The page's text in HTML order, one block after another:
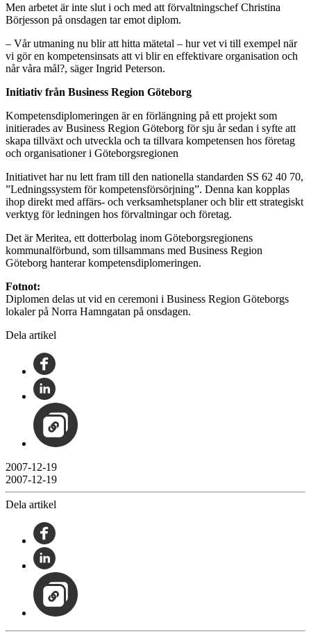
Men arbetet är inte slut i och med att förvaltningschef Christina
Börjesson på onsdagen tar emot diplom.
– Vår utmaning nu blir att hitta mätetal – hur vet vi till exempel när
vi gör en kompetensinsats att vi blir en effektivare organisation och
når våra mål?, säger Ingrid Peterson.
Initiativ från Business Region Göteborg
Kompetensdiplomeringen är en förlängning på ett projekt som
initierades av Business Region Göteborg för sju år sedan i syfte att
skapa tillväxt och utveckla och ta tillvara kompetensen hos företag
och organisationer i Göteborgsregionen
Initiativet har nu lett fram till den nationella standarden SS 62 40 70,
”Ledningssystem för kompetensförsörjning”. Denna kan kopplas
ihop direkt med affärs- och verksamhetsplaner och blir ett strategiskt
verktyg för ledningen hos förvaltningar och företag.
Det är Meritea, ett dotterbolag inom Göteborgsregionens
kommunalförbund, som tillsammans med Business Region
Göteborg hanterar kompetensdiplomeringen.
Fotnot:
Diplomen delas ut vid en ceremoni i Business Region Göteborgs
lokaler på Norra Hamngatan på onsdagen.
Dela artikel
2007-12-19
2007-12-19
Dela artikel